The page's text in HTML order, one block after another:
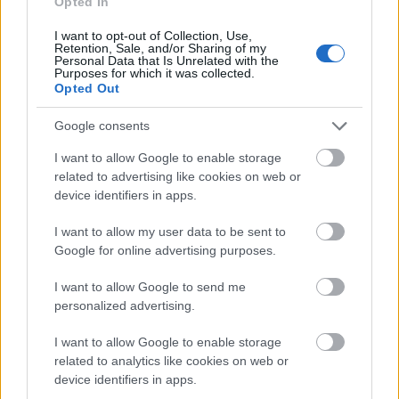
I want to opt-out of Collection, Use,
Retention, Sale, and/or Sharing of my
Personal Data that Is Unrelated with the
Purposes for which it was collected.
Opted Out
Google consents
I want to allow Google to enable storage
related to advertising like cookies on web or
device identifiers in apps.
I want to allow my user data to be sent to
Google for online advertising purposes.
I want to allow Google to send me
personalized advertising.
I want to allow Google to enable storage
related to analytics like cookies on web or
device identifiers in apps.
Φόρεμα Lurex Ροζ
€
Add to wishlist
Αυτό
το
προϊόν
έχει
παραλλαγές.
Οι
επιλογές
μπορούν
επιλεγούν
στη
του
προϊόντος
Quick view